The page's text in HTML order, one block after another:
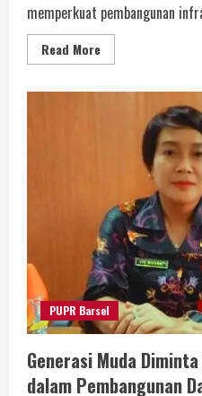
memperkuat pembangunan
Read More
PUPR Barsel
Generasi Muda
dalam Pembangunan